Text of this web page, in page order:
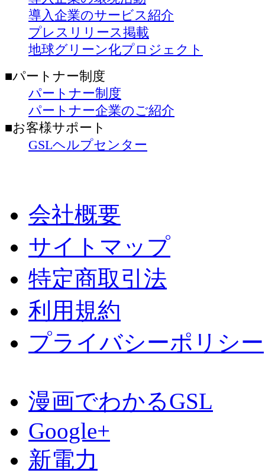
導入企業のサービス紹介
プレスリリース掲載
地球グリーン化プロジェクト
■パートナー制度
パートナー制度
パートナー企業のご紹介
■お客様サポート
GSLヘルプセンター
会社概要
サイトマップ
特定商取引法
利用規約
プライバシーポリシー
漫画でわかるGSL
Google+
新電力